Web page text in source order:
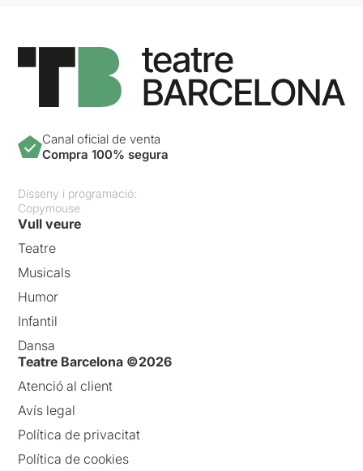
Canal oficial de venta
Compra 100% segura
Disseny i programació:
Copymouse
Vull veure
Teatre
Musicals
Humor
Infantil
Dansa
Teatre Barcelona ©2026
Atenció al client
Avís legal
Política de privacitat
Política de cookies